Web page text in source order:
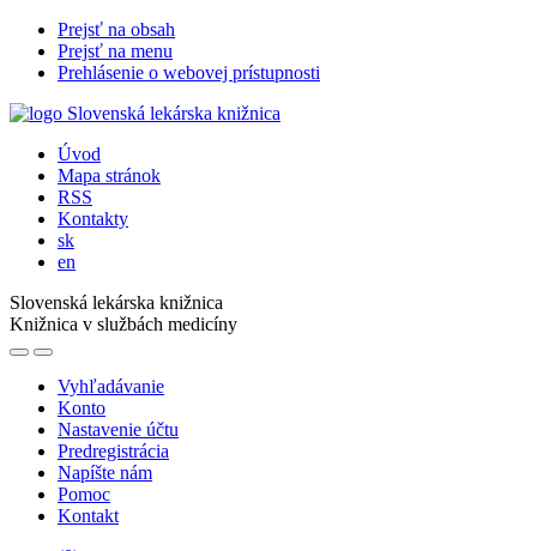
Prejsť na obsah
Prejsť na menu
Prehlásenie o webovej prístupnosti
Úvod
Mapa stránok
RSS
Kontakty
sk
en
Slovenská lekárska knižnica
Knižnica v službách medicíny
Vyhľadávanie
Konto
Nastavenie účtu
Predregistrácia
Napíšte nám
Pomoc
Kontakt